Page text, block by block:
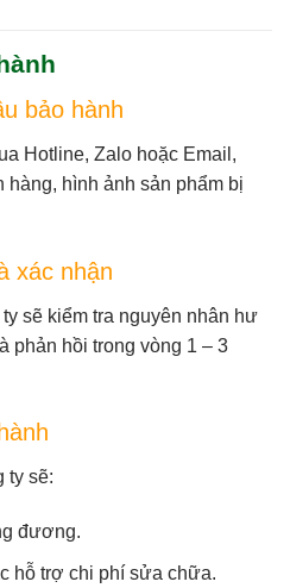
bảo hành
Hotline, Zalo hoặc Email ,
hàng, hình ảnh sản phẩm bị
xác nhận
sẽ kiểm tra nguyên nhân hư
phản hồi trong vòng 1 – 3
ty sẽ:
đương.
hỗ trợ chi phí sửa chữa.